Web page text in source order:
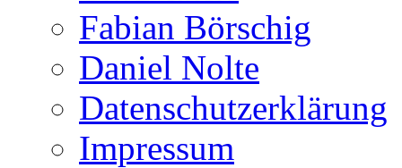
Fabian Börschig
Daniel Nolte
Datenschutzerklärung
Impressum